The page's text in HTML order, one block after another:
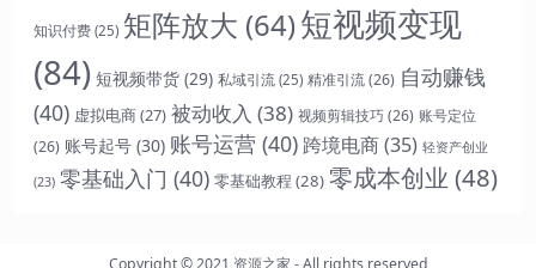
知识付费 (25) 矩阵放大 (64)短视频变现
(84) 短视频带货 (29) 私域引流 (25) 精准引流(26) 自动赚钱
(40) 虚拟电商(27) 被动收入 (38) 视频剪辑技巧(26) 账号定位
(26) 账号起号 (30) 账号运营 (40) 跨境电商(35) 轻资产创业
(23) 零基础入门 (40) 零基础教程 (28) 零成本创业 (48)